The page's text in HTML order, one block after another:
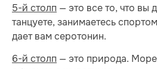
5-й столп — это все то, что вы
танцуете, занимаетесь
дает вам серотонин.
6-й столп — это природа.